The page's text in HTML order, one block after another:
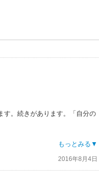
す。続きがあります。「自分の
ストーリー中の全ての些細なア
。
などアテにしないでここの人た
もっとみる▼
2016年8月4日